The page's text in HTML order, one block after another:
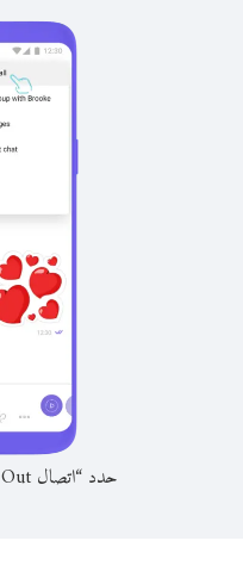
حدد “اتصال Viber Out” من عنوان المحادثة